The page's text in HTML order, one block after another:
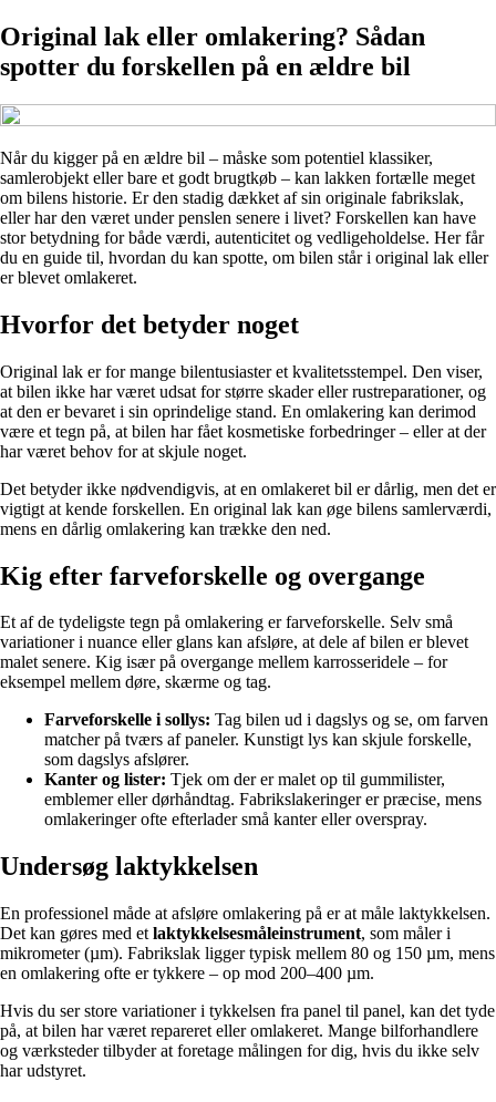
Original lak eller omlakering? Sådan
spotter du forskellen på en ældre bil
Når du kigger på en ældre bil – måske som potentiel klassiker,
samlerobjekt eller bare et godt brugtkøb – kan lakken fortælle meget
om bilens historie. Er den stadig dækket af sin originale fabrikslak,
eller har den været under penslen senere i livet? Forskellen kan have
stor betydning for både værdi, autenticitet og vedligeholdelse. Her får
du en guide til, hvordan du kan spotte, om bilen står i original lak eller
er blevet omlakeret.
Hvorfor det betyder noget
Original lak er for mange bilentusiaster et kvalitetsstempel. Den viser,
at bilen ikke har været udsat for større skader eller rustreparationer, og
at den er bevaret i sin oprindelige stand. En omlakering kan derimod
være et tegn på, at bilen har fået kosmetiske forbedringer – eller at der
har været behov for at skjule noget.
Det betyder ikke nødvendigvis, at en omlakeret bil er dårlig, men det er
vigtigt at kende forskellen. En original lak kan øge bilens samlerværdi,
mens en dårlig omlakering kan trække den ned.
Kig efter farveforskelle og overgange
Et af de tydeligste tegn på omlakering er farveforskelle. Selv små
variationer i nuance eller glans kan afsløre, at dele af bilen er blevet
malet senere. Kig især på overgange mellem karrosseridele – for
eksempel mellem døre, skærme og tag.
Farveforskelle i sollys: Tag bilen ud i dagslys og se, om farven
matcher på tværs af paneler. Kunstigt lys kan skjule forskelle,
som dagslys afslører.
Kanter og lister: Tjek om der er malet op til gummilister,
emblemer eller dørhåndtag. Fabrikslakeringer er præcise, mens
omlakeringer ofte efterlader små kanter eller overspray.
Undersøg laktykkelsen
En professionel måde at afsløre omlakering på er at måle laktykkelsen.
Det kan gøres med et laktykkelsesmåleinstrument, som måler i
mikrometer (µm). Fabrikslak ligger typisk mellem 80 og 150 µm, mens
en omlakering ofte er tykkere – op mod 200–400 µm.
Hvis du ser store variationer i tykkelsen fra panel til panel, kan det tyde
på, at bilen har været repareret eller omlakeret. Mange bilforhandlere
og værksteder tilbyder at foretage målingen for dig, hvis du ikke selv
har udstyret.